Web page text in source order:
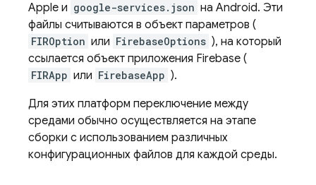
Apple и google-services.json на Android. Эти
файлы считываются в объект параметров (
FIROption или FirebaseOptions ), на который
ссылается объект приложения Firebase (
FIRApp или FirebaseApp ).
Для этих платформ переключение между
средами обычно осуществляется на этапе
сборки с использованием различных
конфигурационных файлов для каждой среды.